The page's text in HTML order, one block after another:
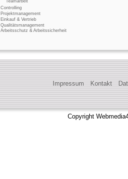
Controlling
Projektmanagement
Einkauf & Vertrieb
Qualitätsmanagement
Arbeitsschutz & Arbeitssicherheit
Impressum Kontakt
Copyright